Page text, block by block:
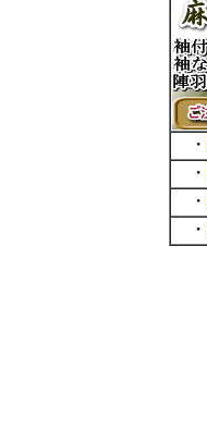
・
・
・
・